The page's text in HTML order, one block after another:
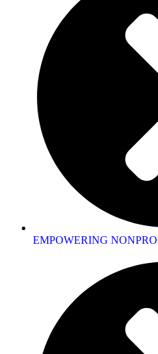
EMPOWERING